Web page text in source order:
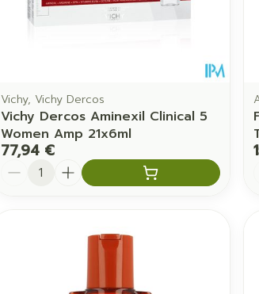
Vichy, Vichy Dercos
Vichy Dercos Aminexil Clinical 5
Women Amp 21x6ml
77,94 €
Quantité